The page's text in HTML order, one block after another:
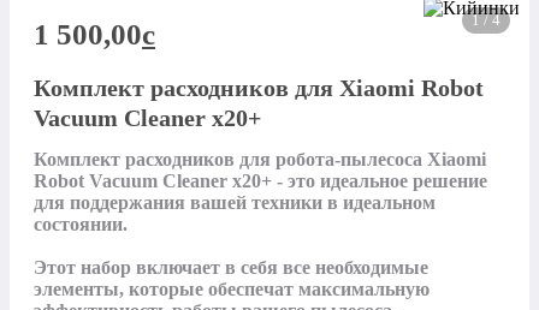
1 / 4
1 500,00c
Комплект расходников для Xiaomi Robot
Vacuum Cleaner x20+
Комплект расходников для робота-пылесоса Xiaomi
Robot Vacuum Cleaner x20+ - это идеальное решение
для поддержания вашей техники в идеальном
состоянии.
Этот набор включает в себя все необходимые
элементы, которые обеспечат максимальную